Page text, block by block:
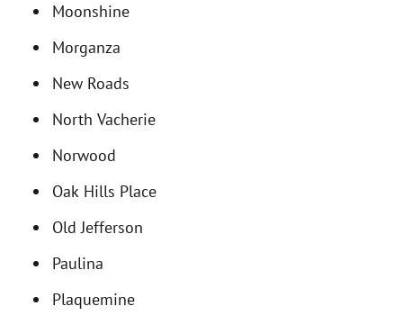
Moonshine
Morganza
New Roads
North Vacherie
Norwood
Oak Hills Place
Old Jefferson
Paulina
Plaquemine